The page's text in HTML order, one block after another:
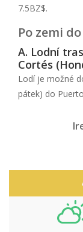
7.5BZ$.
Po zemi
A. Lodní
Cortés
Lodí je možné
pátek) do